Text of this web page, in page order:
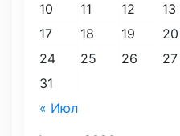
« Июл
10
11 12 13
17
18 19 20
24
25 26 27
31